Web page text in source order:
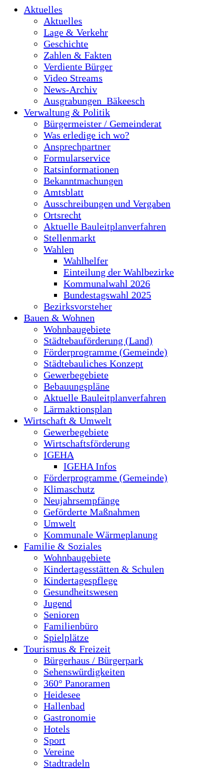
Aktuelles
Aktuelles
Lage & Verkehr
Geschichte
Zahlen & Fakten
Verdiente Bürger
Video Streams
News-Archiv
Ausgrabungen_Bäkeesch
Verwaltung & Politik
Bürgermeister / Gemeinderat
Was erledige ich wo?
Ansprechpartner
Formularservice
Ratsinformationen
Bekanntmachungen
Amtsblatt
Ausschreibungen und Vergaben
Ortsrecht
Aktuelle Bauleitplanverfahren
Stellenmarkt
Wahlen
Wahlhelfer
Einteilung der Wahlbezirke
Kommunalwahl 2026
Bundestagswahl 2025
Bezirksvorsteher
Bauen & Wohnen
Wohnbaugebiete
Städtebauförderung (Land)
Förderprogramme (Gemeinde)
Städtebauliches Konzept
Gewerbegebiete
Bebauungspläne
Aktuelle Bauleitplanverfahren
Lärmaktionsplan
Wirtschaft & Umwelt
Gewerbegebiete
Wirtschaftsförderung
IGEHA
IGEHA Infos
Förderprogramme (Gemeinde)
Klimaschutz
Neujahrsempfänge
Geförderte Maßnahmen
Umwelt
Kommunale Wärmeplanung
Familie & Soziales
Wohnbaugebiete
Kindertagesstätten & Schulen
Kindertagespflege
Gesundheitswesen
Jugend
Senioren
Familienbüro
Spielplätze
Tourismus & Freizeit
Bürgerhaus / Bürgerpark
Sehenswürdigkeiten
360° Panoramen
Heidesee
Hallenbad
Gastronomie
Hotels
Sport
Vereine
Stadtradeln